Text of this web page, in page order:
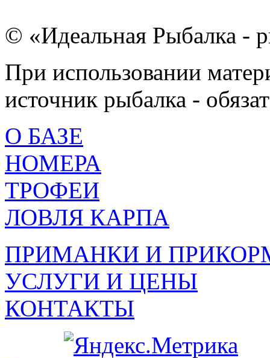
© «Идеальная Рыбалка -
При использовании
источник рыбалка -
О БАЗЕ
НОМЕРА
ТРОФЕИ
ЛОВЛЯ КАРПА
ПРИМАНКИ И
УСЛУГИ И ЦЕНЫ
КОНТАКТЫ